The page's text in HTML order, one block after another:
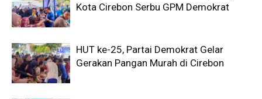
Kota Cirebon Serbu GPM Demokrat
HUT ke-25, Partai Demokrat Gelar
Gerakan Pangan Murah di Cirebon